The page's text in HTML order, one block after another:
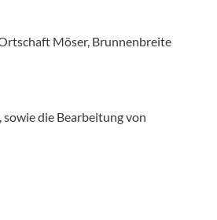
Möser, Brunnenbreite
die Bearbeitung von